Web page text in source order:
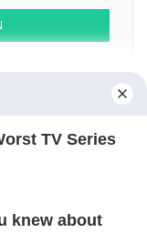
100 Nikkei 225
Interests
TV Series
knew about